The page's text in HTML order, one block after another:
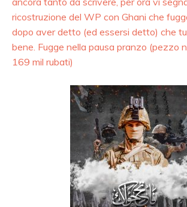
ricostruzione del WP con Ghani che
dopo aver detto (ed essersi detto) che
bene. Fugge nella pausa pranzo (pezzo
169 mil rubati)